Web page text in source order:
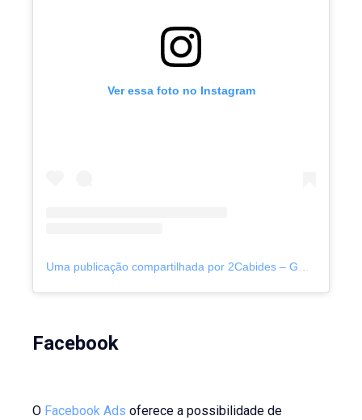
Ver essa foto no Instagram
Facebook
O Facebook Ads oferece a possibilidade de